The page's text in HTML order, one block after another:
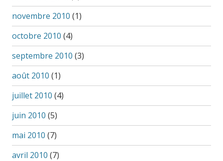
novembre 2010 (1)
octobre 2010 (4)
septembre 2010 (3)
août 2010 (1)
juillet 2010 (4)
juin 2010 (5)
mai 2010 (7)
avril 2010 (7)